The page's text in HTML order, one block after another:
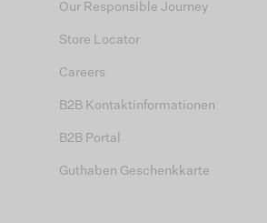
Our Responsible Journey
Store Locator
Careers
B2B Kontaktinformationen
B2B Portal
Guthaben Geschenkkarte